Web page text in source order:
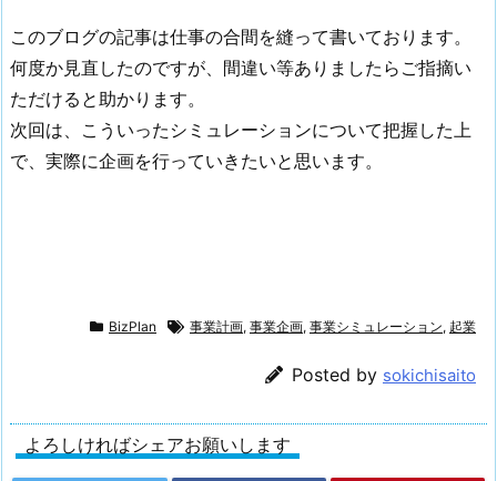
このブログの記事は仕事の合間を縫って書いております。
何度か見直したのですが、間違い等ありましたらご指摘い
ただけると助かります。
次回は、こういったシミュレーションについて把握した上
で、実際に企画を行っていきたいと思います。
BizPlan 事業計画, 事業企画, 事業シミュレーション, 起業
Posted by sokichisaito
よろしければシェアお願いします